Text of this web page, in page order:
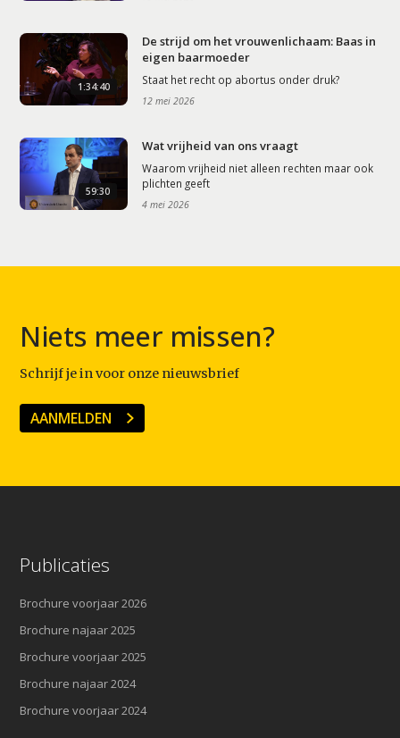
1:34:40
De strijd om het vrouwenlichaam: Baas in
eigen baarmoeder
Staat het recht op abortus onder druk?
12 mei 2026
59:30
Wat vrijheid van ons vraagt
Waarom vrijheid niet alleen rechten maar ook
plichten geeft
4 mei 2026
Niets meer missen?
Schrijf je in voor onze nieuwsbrief
AANMELDEN
Publicaties
Brochure voorjaar 2026
Brochure najaar 2025
Brochure voorjaar 2025
Brochure najaar 2024
Brochure voorjaar 2024